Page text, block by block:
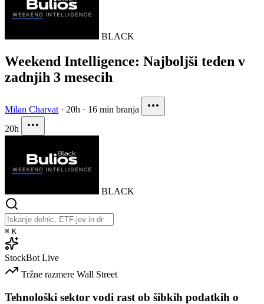
BLACK
Weekend Intelligence: Najboljši teden v
zadnjih 3 mesecih
Milan Charvat · 20h · 16 min branja
20h
BLACK
⌘ K
StockBot Live
Tržne razmere Wall Street
Tehnološki sektor vodi rast ob šibkih podatkih o